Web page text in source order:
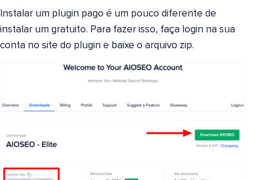
Instalar um plugin pago é um pouco diferente de
instalar um gratuito. Para fazer isso, faça login na sua
conta no site do plugin e baixe o arquivo zip.